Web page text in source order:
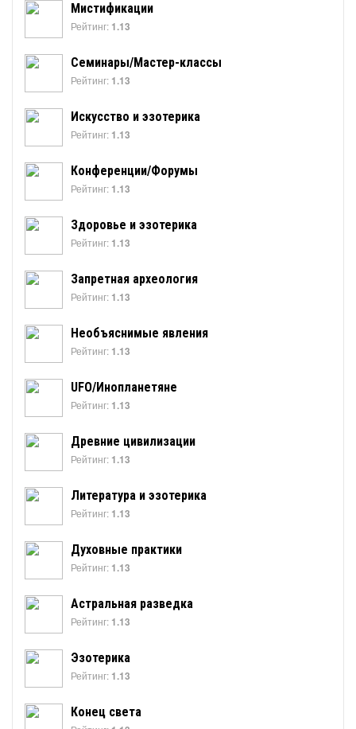
Мистификации
Рейтинг: 1.13
Семинары/Мастер-классы
Рейтинг: 1.13
Искусство и эзотерика
Рейтинг: 1.13
Конференции/Форумы
Рейтинг: 1.13
Здоровье и эзотерика
Рейтинг: 1.13
Запретная археология
Рейтинг: 1.13
Необъяснимые явления
Рейтинг: 1.13
UFO/Инопланетяне
Рейтинг: 1.13
Древние цивилизации
Рейтинг: 1.13
Литература и эзотерика
Рейтинг: 1.13
Духовные практики
Рейтинг: 1.13
Астральная разведка
Рейтинг: 1.13
Эзотерика
Рейтинг: 1.13
Конец света